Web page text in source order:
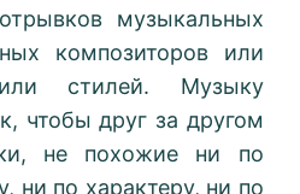
музыкальных
композиторов или
стилей. Музыку
чтобы друг за другом
не похожие ни по
ни по характеру, ни по